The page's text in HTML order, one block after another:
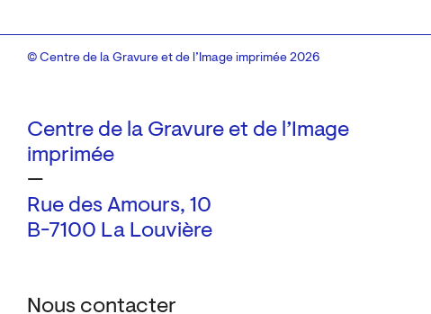
Centre de la Gravure et de l’Image
imprimée
—
Rue des Amours, 10
B-7100 La Louvière
Nous contacter
© Centre de la Gravure et de l’Image imprimée 2026